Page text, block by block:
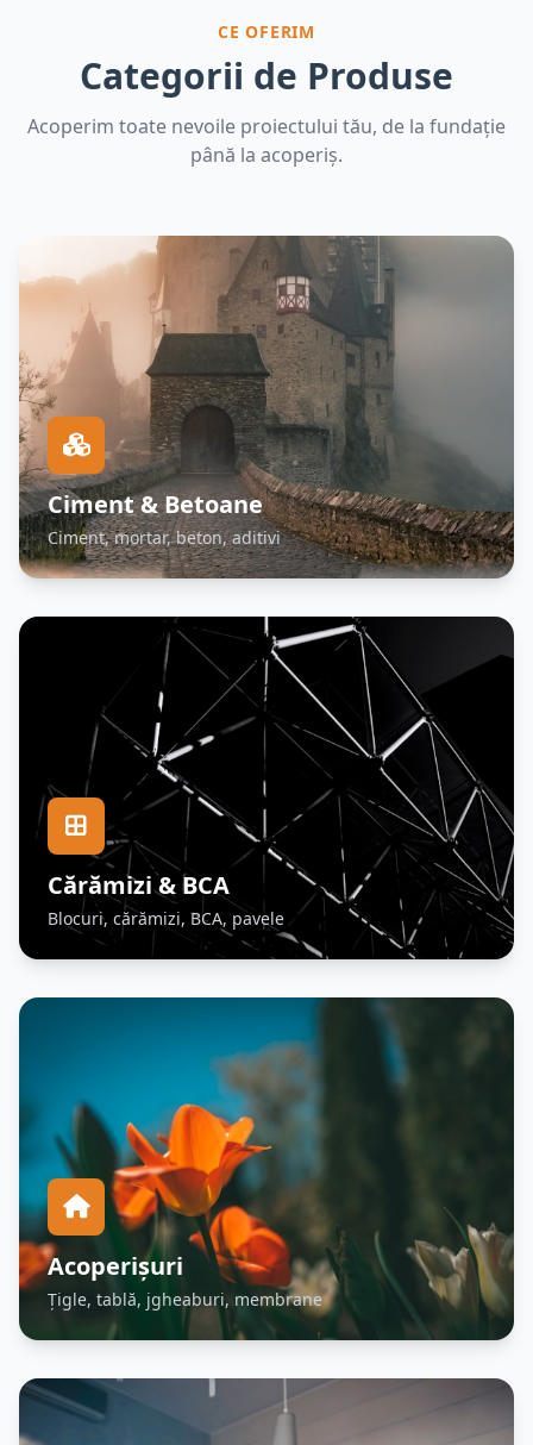
CE OFERIM
Categorii de Produse
Acoperim toate nevoile proiectului tău, de la fundație
până la acoperiș.
Ciment & Betoane
Ciment, mortar, beton, aditivi
Cărămizi & BCA
Blocuri, cărămizi, BCA, pavele
Acoperișuri
Țigle, tablă, jgheaburi, membrane